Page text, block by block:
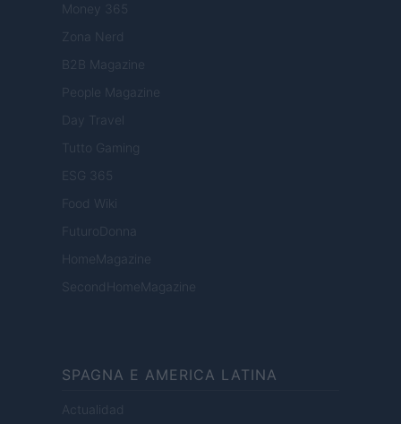
Money 365
Zona Nerd
B2B Magazine
People Magazine
Day Travel
Tutto Gaming
ESG 365
Food Wiki
FuturoDonna
HomeMagazine
SecondHomeMagazine
SPAGNA E AMERICA LATINA
Actualidad